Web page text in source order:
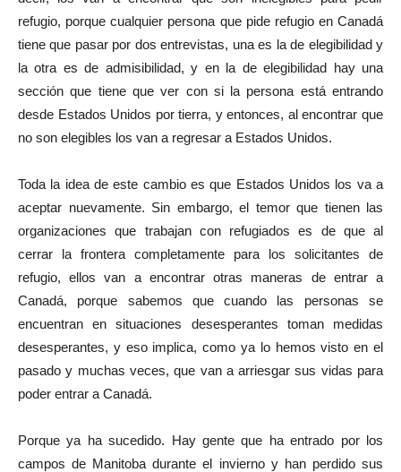
refugio, porque cualquier persona que pide refugio en Canadá
tiene que pasar por dos entrevistas, una es la de elegibilidad y
la otra es de admisibilidad, y en la de elegibilidad hay una
sección que tiene que ver con si la persona está entrando
desde Estados Unidos por tierra, y entonces, al encontrar que
no son elegibles los van a regresar a Estados Unidos.
Toda la idea de este cambio es que Estados Unidos los va a
aceptar nuevamente. Sin embargo, el temor que tienen las
organizaciones que trabajan con refugiados es de que al
cerrar la frontera completamente para los solicitantes de
refugio, ellos van a encontrar otras maneras de entrar a
Canadá, porque sabemos que cuando las personas se
encuentran en situaciones desesperantes toman medidas
desesperantes, y eso implica, como ya lo hemos visto en el
pasado y muchas veces, que van a arriesgar sus vidas para
poder entrar a Canadá.
Porque ya ha sucedido. Hay gente que ha entrado por los
campos de Manitoba durante el invierno y han perdido sus